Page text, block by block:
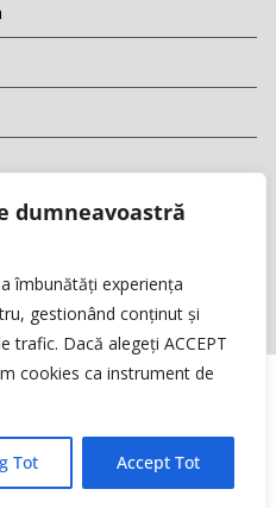
dumneavoastră
îmbunătăți experiența
gestionând conținut și
trafic. Dacă alegeți ACCEPT
cookies ca instrument de
Tot Accept Tot